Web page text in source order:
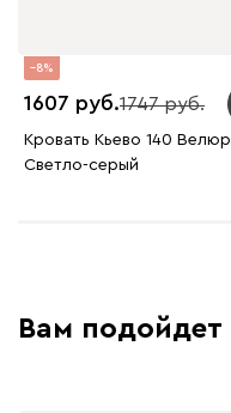
8
1607 1747
Кровать Кьево 140 Велюр
Светло-серый
Вам подойдет